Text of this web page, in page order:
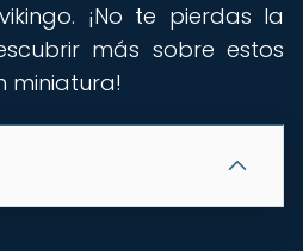
¡No te pierdas la
más sobre estos
miniatura!